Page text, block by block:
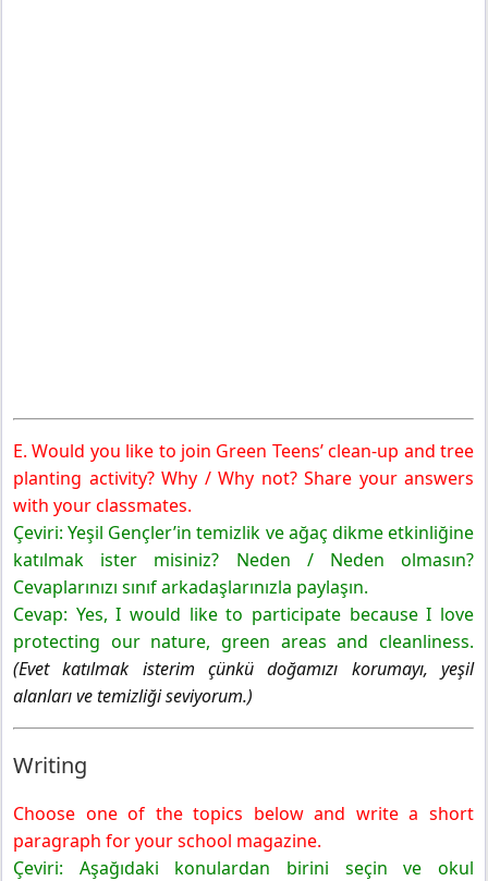
E. Would you like to join Green Teens’ clean-up and tree
planting activity? Why / Why not? Share your answers
with your classmates.
Çeviri: Yeşil Gençler’in temizlik ve ağaç dikme etkinliğine
katılmak ister misiniz? Neden / Neden olmasın?
Cevaplarınızı sınıf arkadaşlarınızla paylaşın.
Cevap: Yes, I would like to participate because I love
protecting our nature, green areas and cleanliness.
(Evet katılmak isterim çünkü doğamızı korumayı, yeşil
alanları ve temizliği seviyorum.)
Writing
Choose one of the topics below and write a short
paragraph for your school magazine.
Çeviri: Aşağıdaki konulardan birini seçin ve okul